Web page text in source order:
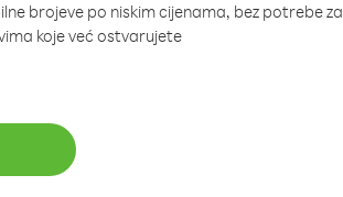
brojeve po niskim cijenama, bez potrebe za
koje već ostvarujete